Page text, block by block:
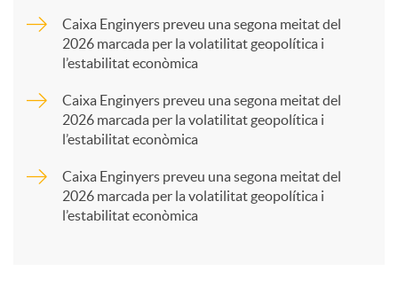
a
Caixa Enginyers preveu una segona meitat del
2026 marcada per la volatilitat geopolítica i
l’estabilitat econòmica
Caixa Enginyers preveu una segona meitat del
2026 marcada per la volatilitat geopolítica i
l’estabilitat econòmica
Caixa Enginyers preveu una segona meitat del
2026 marcada per la volatilitat geopolítica i
l’estabilitat econòmica